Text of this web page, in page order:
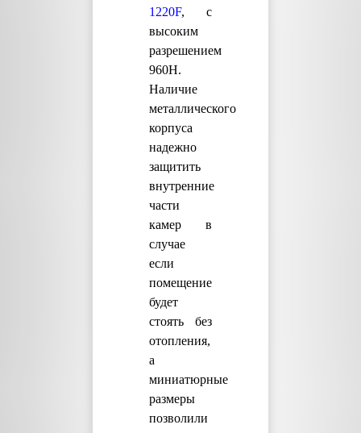
1220F, с
высоким
разрешением
960H.
Наличие
металлического
корпуса
надежно
защитить
внутренние
части
камер в
случае
если
помещение
будет
стоять без
отопления,
а
миниатюрные
размеры
позволили